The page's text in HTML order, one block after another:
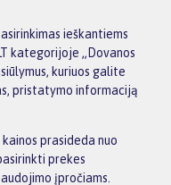
ieškantiems
kategorijoje „Dovanos
kuriuos galite
pristatymo informaciją
prasideda nuo
prekes
įpročiams.